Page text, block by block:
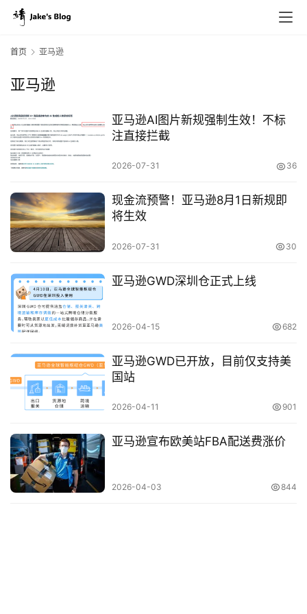
原
创
专
栏
行
业
态
推
荐
登录
首页 亚马逊
亚马逊
亚马逊AI图片新规强制生效！不标
注直接拦截
2026-07-31 36
现金流预警！亚马逊8月1日新规即
将生效
2026-07-31 30
亚马逊GWD深圳仓正式上线
2026-04-15 682
亚马逊GWD已开放，目前仅支持美
国站
2026-04-11 901
亚马逊宣布欧美站FBA配送费涨价
2026-04-03 844